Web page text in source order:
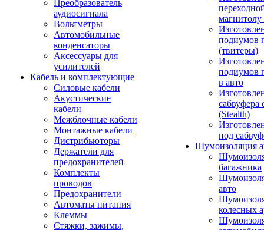
Преобразователь
аудиосигнала
Вольтметры
Автомобильные
конденсаторы
Аксессуары для
усилителей
Кабель и комплектующие
Силовые кабели
Акустические
кабели
Межблочные кабели
Монтажные кабели
Дистрибьюторы
Держатели для
предохранителей
Комплекты
проводов
Предохранители
Автоматы питания
Клеммы
Стяжки, зажимы,
подиумов
(твитеры)
подиумов
в авто
сабвуфера
(Stealth)
под
Шумоизоляция
багажника
авто
колесных